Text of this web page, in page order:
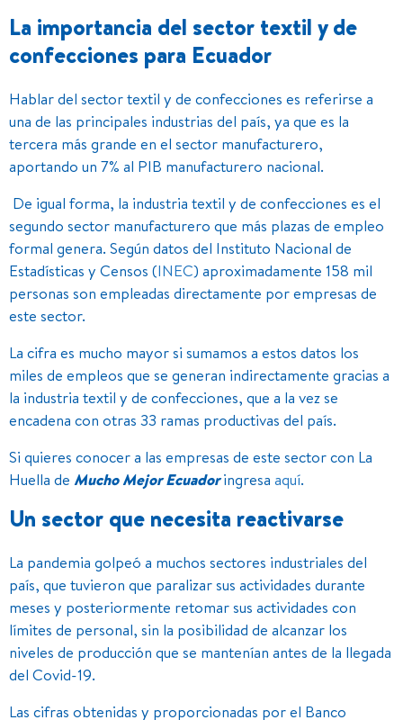
La importancia del sector textil y de
confecciones para Ecuador
Hablar del sector textil y de confecciones es referirse a
una de las principales industrias del país, ya que es la
tercera más grande en el sector manufacturero,
aportando un 7% al PIB manufacturero nacional.
De igual forma, la industria textil y de confecciones es el
segundo sector manufacturero que más plazas de empleo
formal genera. Según datos del Instituto Nacional de
Estadísticas y Censos (INEC) aproximadamente 158 mil
personas son empleadas directamente por empresas de
este sector.
La cifra es mucho mayor si sumamos a estos datos los
miles de empleos que se generan indirectamente gracias a
la industria textil y de confecciones, que a la vez se
encadena con otras 33 ramas productivas del país.
Si quieres conocer a las empresas de este sector con La
Huella de Mucho Mejor Ecuadoringresa aquí.
Un sector que necesita reactivarse
La pandemia golpeó a muchos sectores industriales del
país, que tuvieron que paralizar sus actividades durante
meses y posteriormente retomar sus actividades con
límites de personal, sin la posibilidad de alcanzar los
niveles de producción que se mantenían antes de la llegada
del Covid-19.
Las cifras obtenidas y proporcionadas por el Banco